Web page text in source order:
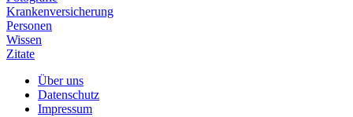
Krankenversicherung
Personen
Wissen
Zitate
Über uns
Datenschutz
Impressum